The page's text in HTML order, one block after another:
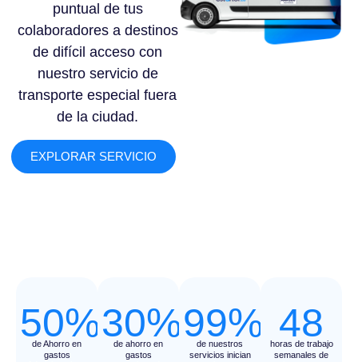
puntual de tus
colaboradores a destinos
de difícil acceso con
nuestro servicio de
transporte especial fuera
de la ciudad.
EXPLORAR SERVICIO
50%
de Ahorro en
gastos
30%
de ahorro en
gastos
99%
de nuestros
servicios inician
48
horas de trabajo
semanales de